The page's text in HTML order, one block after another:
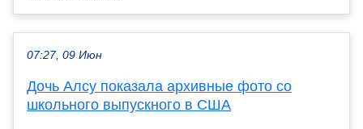
07:27, 09 Июн
Дочь Алсу показала архивные фото со
школьного выпускного в США